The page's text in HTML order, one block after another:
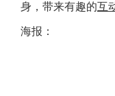
身，带来有趣的互
海报：